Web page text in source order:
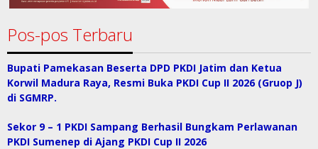
Pos-pos Terbaru
Bupati Pamekasan Beserta DPD PKDI Jatim dan Ketua
Korwil Madura Raya, Resmi Buka PKDI Cup II 2026 (Gruop J)
di SGMRP.
Sekor 9 – 1 PKDI Sampang Berhasil Bungkam Perlawanan
PKDI Sumenep di Ajang PKDI Cup II 2026